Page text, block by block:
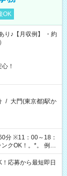
OK
り♪【月収例】 ・約
！
/ 大門(東京都)駅か
分 ※11：00～18：
ー/受付/販売/カフェ
品販売/など 様々な
応募から最短即日